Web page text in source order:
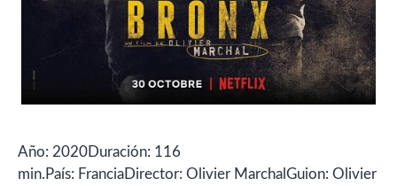
Año: 2020Duración: 116
min.País: FranciaDirector: Olivier MarchalGuion: Olivier